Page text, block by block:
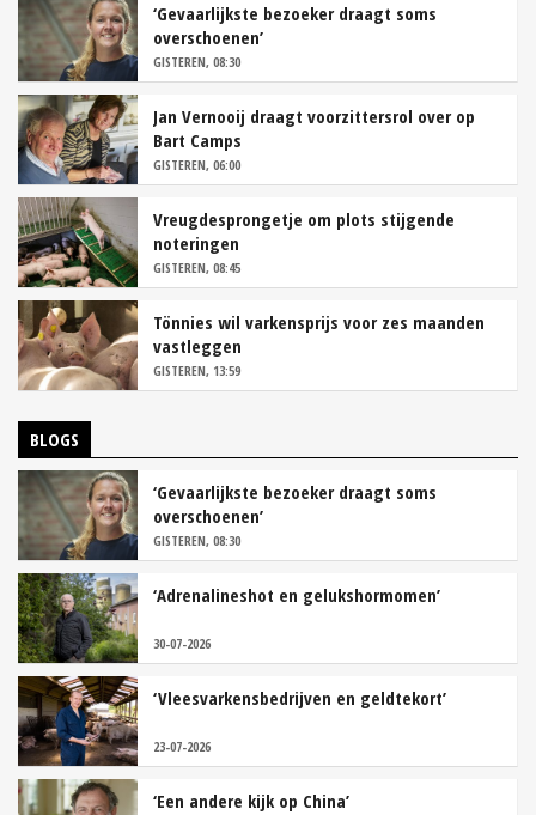
‘Gevaarlijkste bezoeker draagt soms
overschoenen’
GISTEREN, 08:30
Jan Vernooij draagt voorzittersrol over op
Bart Camps
GISTEREN, 06:00
Vreugdesprongetje om plots stijgende
noteringen
GISTEREN, 08:45
Tönnies wil varkensprijs voor zes maanden
vastleggen
GISTEREN, 13:59
BLOGS
‘Gevaarlijkste bezoeker draagt soms
overschoenen’
GISTEREN, 08:30
‘Adrenalineshot en gelukshormomen’
30-07-2026
‘Vleesvarkensbedrijven en geldtekort’
23-07-2026
‘Een andere kijk op China’